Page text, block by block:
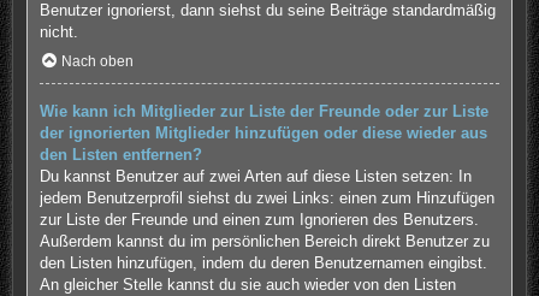
Benutzer ignorierst, dann siehst du seine Beiträge standardmäßig
nicht.
Nach oben
Wie kann ich Mitglieder zur Liste der Freunde oder zur Liste
der ignorierten Mitglieder hinzufügen oder diese wieder aus
den Listen entfernen?
Du kannst Benutzer auf zwei Arten auf diese Listen setzen: In
jedem Benutzerprofil siehst du zwei Links: einen zum Hinzufügen
zur Liste der Freunde und einen zum Ignorieren des Benutzers.
Außerdem kannst du im persönlichen Bereich direkt Benutzer zu
den Listen hinzufügen, indem du deren Benutzernamen eingibst.
An gleicher Stelle kannst du sie auch wieder von den Listen